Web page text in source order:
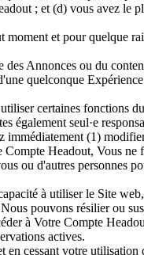
; et (d) vous avez
et pour quelque
Annonces ou du
quelconque
certaines fonctions
seul·e
(1)
Headout, Vous
ou d'autres personnes
à utiliser le Site
pouvons résilier ou
à Votre Compte
actives.
cessant votre